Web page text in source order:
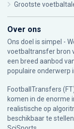
Grootste
Over ons
Ons doel is simpel -
voetbaltransfer bron
een breed aanbod
populaire onderwerp
FootballTransfers
komen in de enorme
realistische op
beschikbaar te